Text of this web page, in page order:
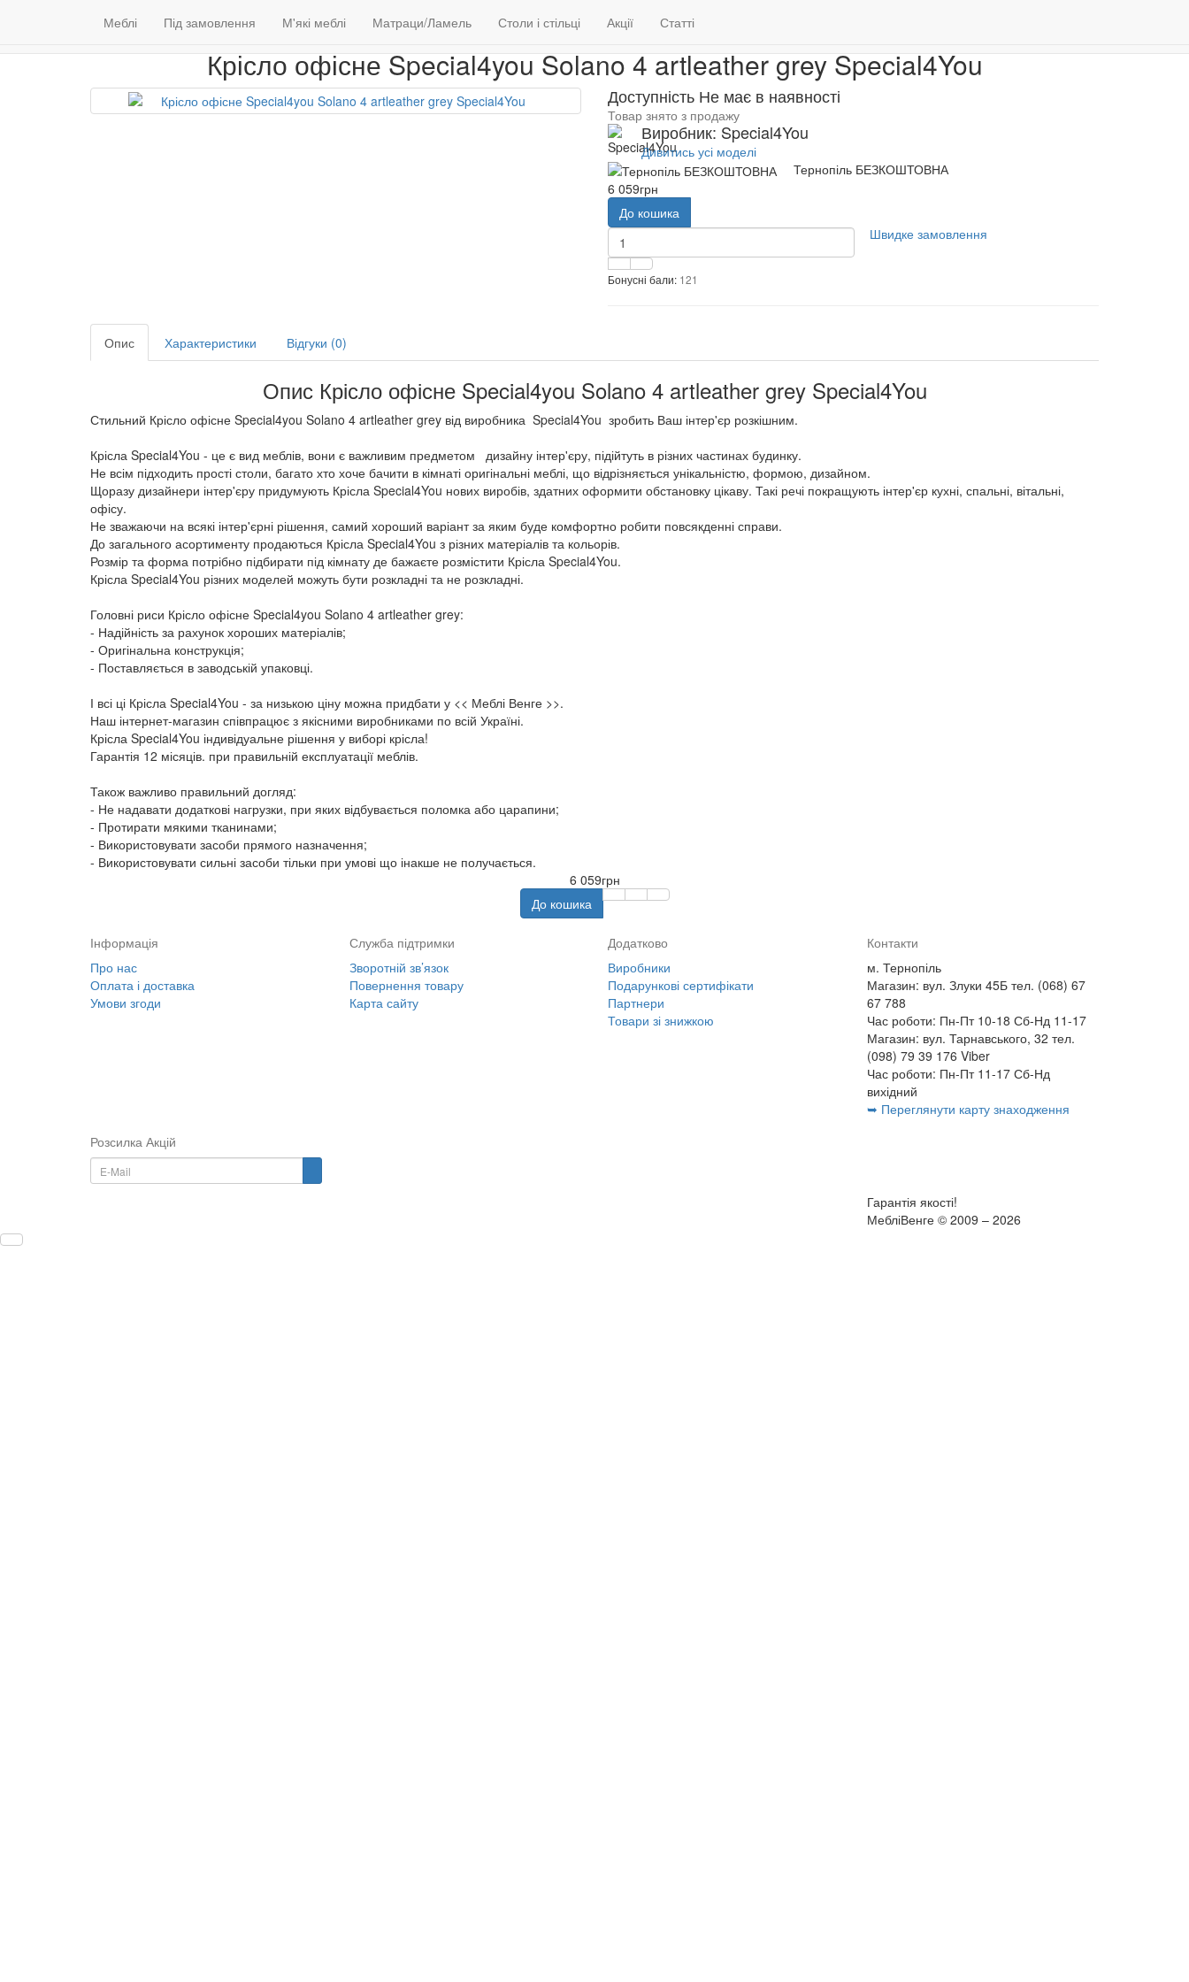
(098) 79 39 176 Контакти
Меблі Під замовлення М'які меблі Матраци/Ламель Столи і стільці Акції Статті
Столи і стільці Крісла Крісло офісне Special4you Solano 4 artleather grey
Крісло офісне Special4you Solano 4 artleather grey Special4You
Доступність Не має в наявності
Товар знято з продажу
Виробник: Special4You
Дивитись усі моделі
Тернопіль БЕЗКОШТОВНА
6 059грн
До кошика
Швидке замовлення
Бонусні бали: 121
Опис Характеристики Відгуки (0)
Опис Крісло офісне Special4you Solano 4 artleather grey Special4You
Стильний Крісло офісне Special4you Solano 4 artleather grey від виробника Special4You зробить Ваш інтер'єр розкішним.
Крісла Special4You - це є вид меблів, вони є важливим предметом дизайну інтер'єру, підійтуть в різних частинах будинку.
Не всім підходить прості столи, багато хто хоче бачити в кімнаті оригінальні меблі, що відрізняється унікальністю, формою, дизайном.
Щоразу дизайнери інтер'єру придумують Крісла Special4You нових виробів, здатних оформити обстановку цікаву. Такі речі покращують інтер'єр кухні, спальні, вітальні,
офісу.
Не зважаючи на всякі інтер'єрні рішення, самий хороший варіант за яким буде комфортно робити повсякденні справи.
До загального асортименту продаються Крісла Special4You з різних матеріалів та кольорів.
Розмір та форма потрібно підбирати під кімнату де бажаєте розмістити Крісла Special4You.
Крісла Special4You різних моделей можуть бути розкладні та не розкладні.
Головні риси Крісло офісне Special4you Solano 4 artleather grey:
- Надійність за рахунок хороших матеріалів;
- Оригінальна конструкція;
- Поставляється в заводській упаковці.
І всі ці Крісла Special4You - за низькою ціну можна придбати у << Меблі Венге >>.
Наш інтернет-магазин співпрацює з якісними виробниками по всій Україні.
Крісла Special4You індивідуальне рішення у виборі крісла!
Гарантія 12 місяців. при правильній експлуатації меблів.
Також важливо правильний догляд:
- Не надавати додаткові нагрузки, при яких відбувається поломка або царапини;
- Протирати мякими тканинами;
- Використовувати засоби прямого назначення;
- Використовувати сильні засоби тільки при умові що інакше не получається.
6 059грн
До кошика
Інформація
Про нас
Оплата і доставка
Умови згоди
Служба підтримки
Зворотній зв’язок
Повернення товару
Карта сайту
Додатково
Виробники
Подарункові сертифікати
Партнери
Товари зі знижкою
Контакти
м. Тернопіль
Магазин: вул. Злуки 45Б тел. (068) 67
67 788
Час роботи: Пн-Пт 10-18 Сб-Нд 11-17
Магазин: вул. Тарнавського, 32 тел.
(098) 79 39 176 Viber
Час роботи: Пн-Пт 11-17 Сб-Нд
вихідний
➥ Переглянути карту знаходження
Розсилка Акцій
Гарантія якості!
МебліВенге © 2009 – 2026